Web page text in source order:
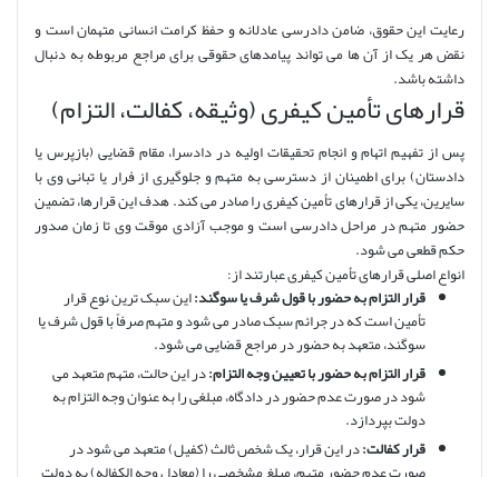
رعایت این حقوق، ضامن دادرسی عادلانه و حفظ کرامت انسانی متهمان است و
نقض هر یک از آن ها می تواند پیامدهای حقوقی برای مراجع مربوطه به دنبال
داشته باشد.
قرارهای تأمین کیفری (وثیقه، کفالت، التزام)
پس از تفهیم اتهام و انجام تحقیقات اولیه در دادسرا، مقام قضایی (بازپرس یا
دادستان) برای اطمینان از دسترسی به متهم و جلوگیری از فرار یا تبانی وی با
سایرین، یکی از قرارهای تأمین کیفری را صادر می کند. هدف این قرارها، تضمین
حضور متهم در مراحل دادرسی است و موجب آزادی موقت وی تا زمان صدور
حکم قطعی می شود.
انواع اصلی قرارهای تأمین کیفری عبارتند از:
قرار التزام به حضور با قول شرف یا سوگند:این سبک ترین نوع قرار
تأمین است که در جرائم سبک صادر می شود و متهم صرفاً با قول شرف یا
سوگند، متعهد به حضور در مراجع قضایی می شود.
قرار التزام به حضور با تعیین وجه التزام:در این حالت، متهم متعهد می
شود در صورت عدم حضور در دادگاه، مبلغی را به عنوان وجه التزام به
دولت بپردازد.
قرار کفالت:در این قرار، یک شخص ثالث (کفیل) متعهد می شود در